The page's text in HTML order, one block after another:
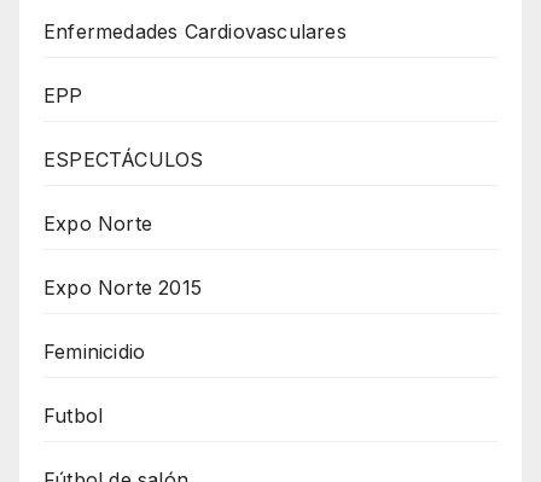
Enfermedades Cardiovasculares
EPP
ESPECTÁCULOS
Expo Norte
Expo Norte 2015
Feminicidio
Futbol